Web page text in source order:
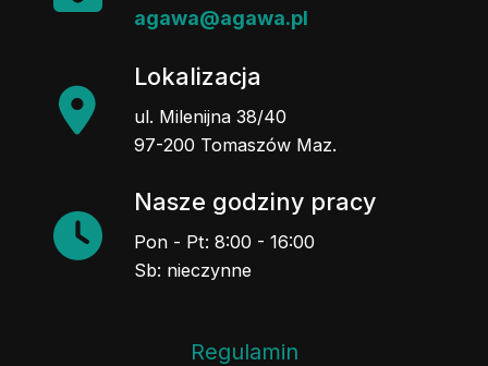
agawa@agawa.pl
Lokalizacja
ul. Milenijna 38/40
97-200 Tomaszów Maz.
Nasze godziny pracy
Pon - Pt: 8:00 - 16:00
Sb: nieczynne
Regulamin